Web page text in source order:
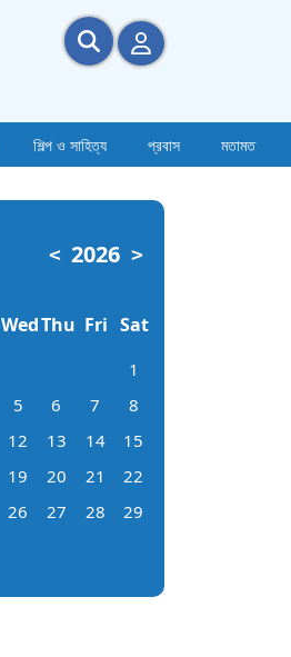
শিল্প ও সাহিত্য প্রবাস মতামত
< 2026 >
WedThu Fri Sat
1
5 6 7
8
12 13 14
15
19 20 21
22
26 27 28
29